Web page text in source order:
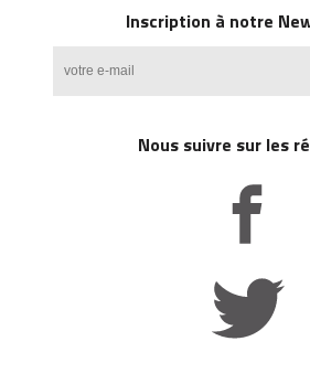
Inscription à notre
Nous suivre sur les